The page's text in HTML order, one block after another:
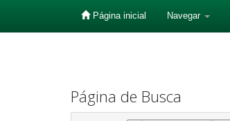
Página inicial Navegar
Página de Busca